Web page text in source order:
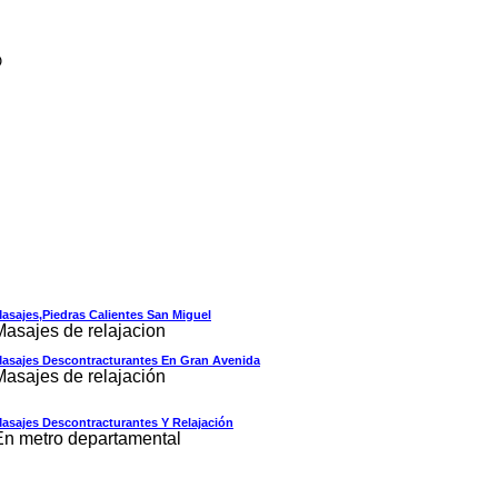
Calientes San Miguel
de relajacion
Descontracturantes En Gran Avenida
de relajación
Descontracturantes Y Relajación
metro departamental